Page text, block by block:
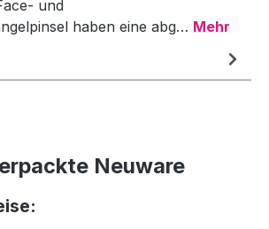
und
haben eine abg… Mehr
Neuware